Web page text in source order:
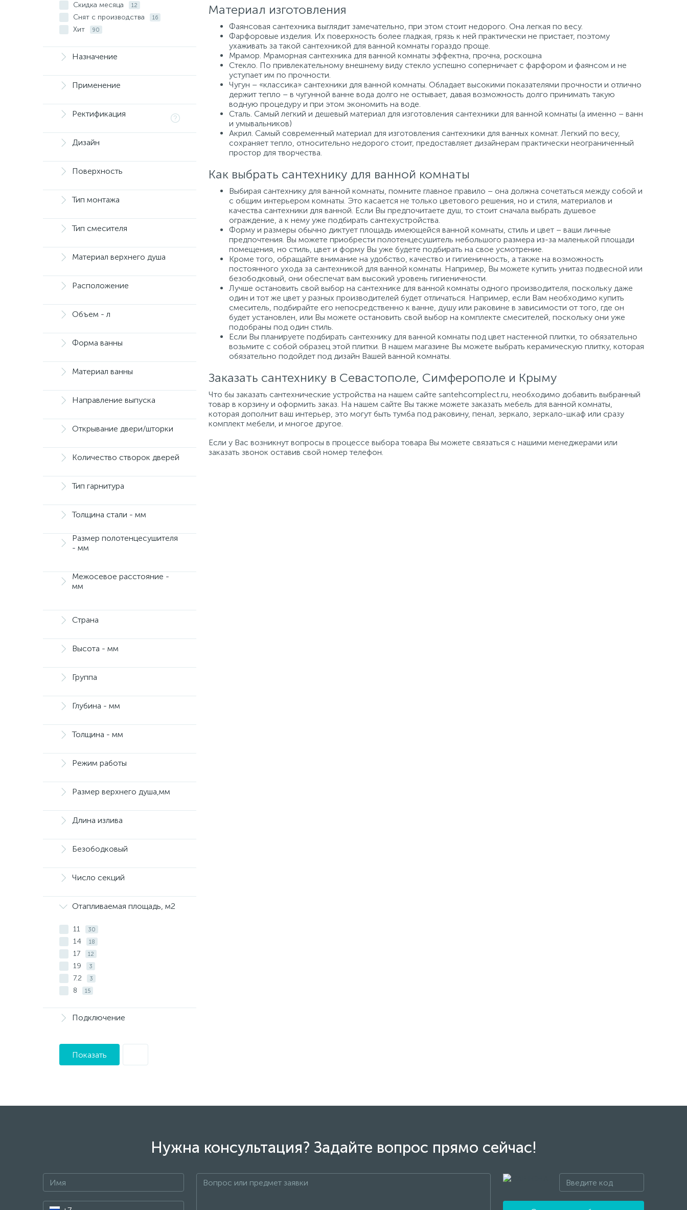
Скидка месяца 12
Снят с производства 16
Хит 90
Назначение
Применение
Ректификация
Дизайн
Поверхность
Тип монтажа
Тип смесителя
Материал верхнего душа
Расположение
Объем - л
Форма ванны
Материал ванны
Направление выпуска
Открывание двери/шторки
Количество створок дверей
Тип гарнитура
Толщина стали - мм
Размер полотенцесушителя
- мм
Межосевое расстояние -
мм
Страна
Высота - мм
Группа
Глубина - мм
Толщина - мм
Режим работы
Размер верхнего душа,мм
Длина излива
Безободковый
Число секций
Отапливаемая площадь, м2
11 30
14 18
17 12
19 3
7.2 3
8 15
Подключение
Показать
Материал изготовления
Фаянсовая сантехника выглядит замечательно, при этом стоит недорого. Она легкая по весу.
Фарфоровые изделия. Их поверхность более гладкая, грязь к ней практически не пристает, поэтому
ухаживать за такой сантехникой для ванной комнаты гораздо проще.
Мрамор. Мраморная сантехника для ванной комнаты эффектна, прочна, роскошна
Стекло. По привлекательному внешнему виду стекло успешно соперничает с фарфором и фаянсом и не
уступает им по прочности.
Чугун – «классика» сантехники для ванной комнаты. Обладает высокими показателями прочности и отлично
держит тепло – в чугунной ванне вода долго не остывает, давая возможность долго принимать такую
водную процедуру и при этом экономить на воде.
Сталь. Самый легкий и дешевый материал для изготовления сантехники для ванной комнаты (а именно – ванн
и умывальников)
Акрил. Самый современный материал для изготовления сантехники для ванных комнат. Легкий по весу,
сохраняет тепло, относительно недорого стоит, предоставляет дизайнерам практически неограниченный
простор для творчества.
Как выбрать сантехнику для ванной комнаты
Выбирая сантехнику для ванной комнаты, помните главное правило – она должна сочетаться между собой и
с общим интерьером комнаты. Это касается не только цветового решения, но и стиля, материалов и
качества сантехники для ванной. Если Вы предпочитаете душ, то стоит сначала выбрать душевое
ограждение, а к нему уже подбирать сантехустройства.
Форму и размеры обычно диктует площадь имеющейся ванной комнаты, стиль и цвет – ваши личные
предпочтения. Вы можете приобрести полотенцесушитель небольшого размера из-за маленькой площади
помещения, но стиль, цвет и форму Вы уже будете подбирать на свое усмотрение.
Кроме того, обращайте внимание на удобство, качество и гигиеничность, а также на возможность
постоянного ухода за сантехникой для ванной комнаты. Например, Вы можете купить унитаз подвесной или
безободковый, они обеспечат вам высокий уровень гигиеничности.
Лучше остановить свой выбор на сантехнике для ванной комнаты одного производителя, поскольку даже
один и тот же цвет у разных производителей будет отличаться. Например, если Вам необходимо купить
смеситель, подбирайте его непосредственно к ванне, душу или раковине в зависимости от того, где он
будет установлен, или Вы можете остановить свой выбор на комплекте смесителей, поскольку они уже
подобраны под один стиль.
Если Вы планируете подбирать сантехнику для ванной комнаты под цвет настенной плитки, то обязательно
возьмите с собой образец этой плитки. В нашем магазине Вы можете выбрать керамическую плитку, которая
обязательно подойдет под дизайн Вашей ванной комнаты.
Заказать сантехнику в Севастополе, Симферополе и Крыму
Что бы заказать сантехнические устройства на нашем сайте santehcomplect.ru, необходимо добавить выбранный
товар в корзину и оформить заказ. На нашем сайте Вы также можете заказать мебель для ванной комнаты,
которая дополнит ваш интерьер, это могут быть тумба под раковину, пенал, зеркало, зеркало-шкаф или сразу
комплект мебели, и многое другое.
Если у Вас возникнут вопросы в процессе выбора товара Вы можете связаться с нашими менеджерами или
заказать звонок оставив свой номер телефон.
Нужна консультация? Задайте вопрос прямо сейчас!